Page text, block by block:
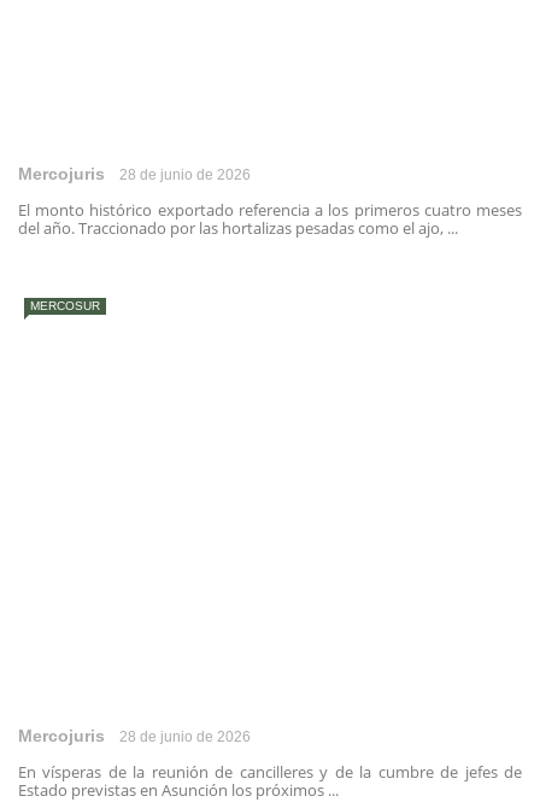
Mercojuris 28 de junio de 2026
El monto histórico exportado referencia a los primeros cuatro meses
del año. Traccionado por las hortalizas pesadas como el ajo, ...
MERCOSUR
Mercojuris 28 de junio de 2026
En vísperas de la reunión de cancilleres y de la cumbre de jefes de
Estado previstas en Asunción los próximos ...